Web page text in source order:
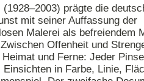
prägte die
mit seiner Auffassung der
Malerei als befreiendem
Offenheit und
Heimat und Ferne: Jeder
Einsichten in Farbe, Linie,